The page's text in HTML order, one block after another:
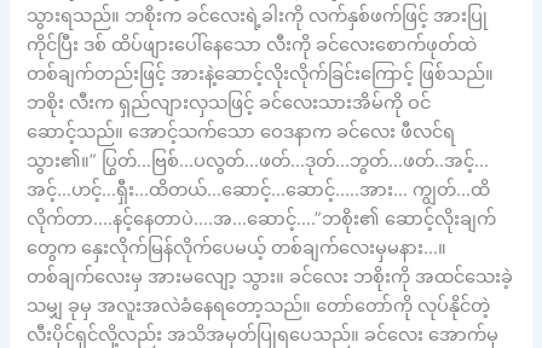
သွားရသည်။ ဘစိုးက ခင်လေးရဲ့ခါးကို လက်နှစ်ဖက်ဖြင့် အားပြု
ကိုင်ပြီး ဒစ် ထိပ်ဖျားပေါ်နေသော လီးကို ခင်လေးစောက်ဖုတ်ထဲ
တစ်ချက်တည်းဖြင့် အားနဲ့ဆောင့်လိုးလိုက်ခြင်းကြောင့် ဖြစ်သည်။
ဘစိုး လီးက ရှည်လျားလှသဖြင့် ခင်လေးသားအိမ်ကို ဝင်
ဆောင့်သည်။ အောင့်သက်သော ဝေဒနာက ခင်လေး ဖီလင်ရ
သွား၏။” ပြွတ်…ဗြစ်…ပလွတ်…ဖတ်…ဒုတ်…ဘွတ်…ဖတ်..အင့်…
အင့်…ဟင့်…ရှီး…ထိတယ်…ဆောင့်…ဆောင့်…..အား… ကျွတ်…ထိ
လိုက်တာ….နင့်နေတာပဲ….အ…ဆောင့်….”ဘစိုး၏ ဆောင့်လိုးချက်
တွေက နှေးလိုက်မြန်လိုက်ပေမယ့် တစ်ချက်လေးမှမနား…။
တစ်ချက်လေးမှ အားမလျော့ သွား။ ခင်လေး ဘစိုးကို အထင်သေးခဲ့
သမျှ ခုမှ အလူးအလဲခံနေရတော့သည်။ တော်တော်ကို လုပ်နိုင်တဲ့
လီးပိုင်ရှင်လို့လည်း အသိအမှတ်ပြုရပေသည်။ ခင်လေး အောက်မှ